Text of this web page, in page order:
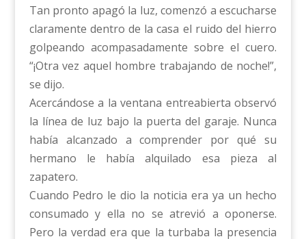
Tan pronto apagó la luz, comenzó a escucharse
claramente dentro de la casa el ruido del hierro
golpeando acompasadamente sobre el cuero.
“¡Otra vez aquel hombre trabajando de noche!”,
se dijo.
Acercándose a la ventana entreabierta observó
la línea de luz bajo la puerta del garaje. Nunca
había alcanzado a comprender por qué su
hermano le había alquilado esa pieza al
zapatero.
Cuando Pedro le dio la noticia era ya un hecho
consumado y ella no se atrevió a oponerse.
Pero la verdad era que la turbaba la presencia